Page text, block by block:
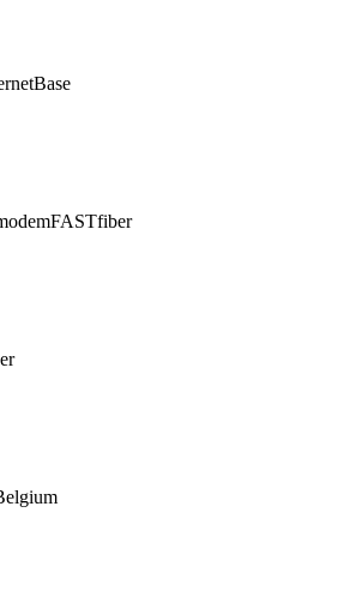
Base
FASTfiber